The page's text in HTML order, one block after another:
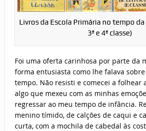
Livros da Escola Primária no tempo da
3ª e 4ª classe)
Foi uma oferta carinhosa por parte da
forma entusiasta como lhe falava
tempo. Não resisti e comecei a folhear
algo que mexeu com as minhas
regressar ao meu tempo de infância.
menino tímido, de calções de caqui e
curta, com a mochila de cabedal às